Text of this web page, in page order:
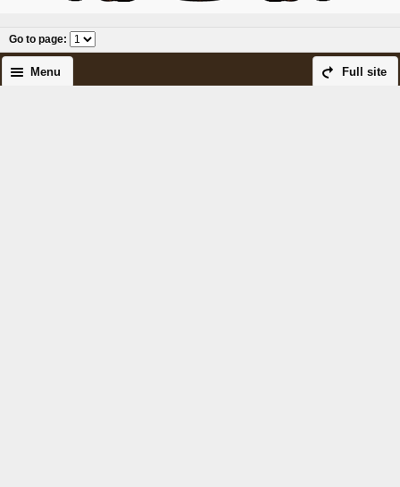
Go to page:
Full site
Menu